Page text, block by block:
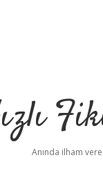
Anında ilham